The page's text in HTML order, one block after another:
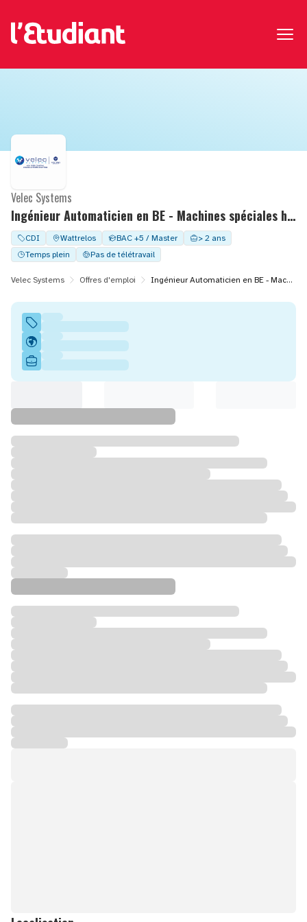
Ingénieur Automaticien en BE - Machines spéciales h/f
Velec Systems
CDI Wattrelos BAC +5 / Master
> 2 ans
Temps plein
Pas de télétravail
Velec Systems Offres d'emploi Ingénieur Automaticien en BE - Machines spéciales h/f